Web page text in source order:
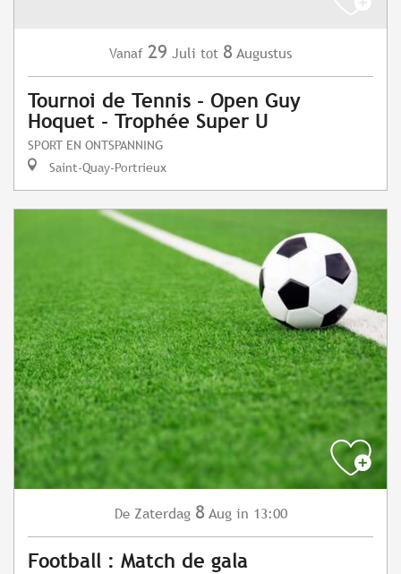
Vanaf 29 Juli tot 8 Augustus
Tournoi de Tennis - Open Guy
Hoquet - Trophée Super U
SPORT EN ONTSPANNING
Saint-Quay-Portrieux
De Zaterdag 8 Aug in 13:00
Football : Match de gala